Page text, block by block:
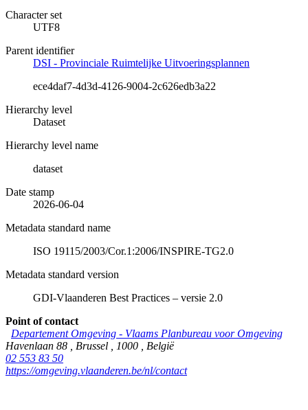
Character set
UTF8
Parent identifier
DSI - Provinciale Ruimtelijke Uitvoeringsplannen
ece4daf7-4d3d-4126-9004-2c626edb3a22
Hierarchy level
Dataset
Hierarchy level name
dataset
Date stamp
2026-06-04
Metadata standard name
ISO 19115/2003/Cor.1:2006/INSPIRE-TG2.0
Metadata standard version
GDI-Vlaanderen Best Practices – versie 2.0
Point of contact
Departement Omgeving - Vlaams Planbureau voor Omgeving
Havenlaan 88
Brussel 1000
België
02 553 83 50
https://omgeving.vlaanderen.be/nl/contact